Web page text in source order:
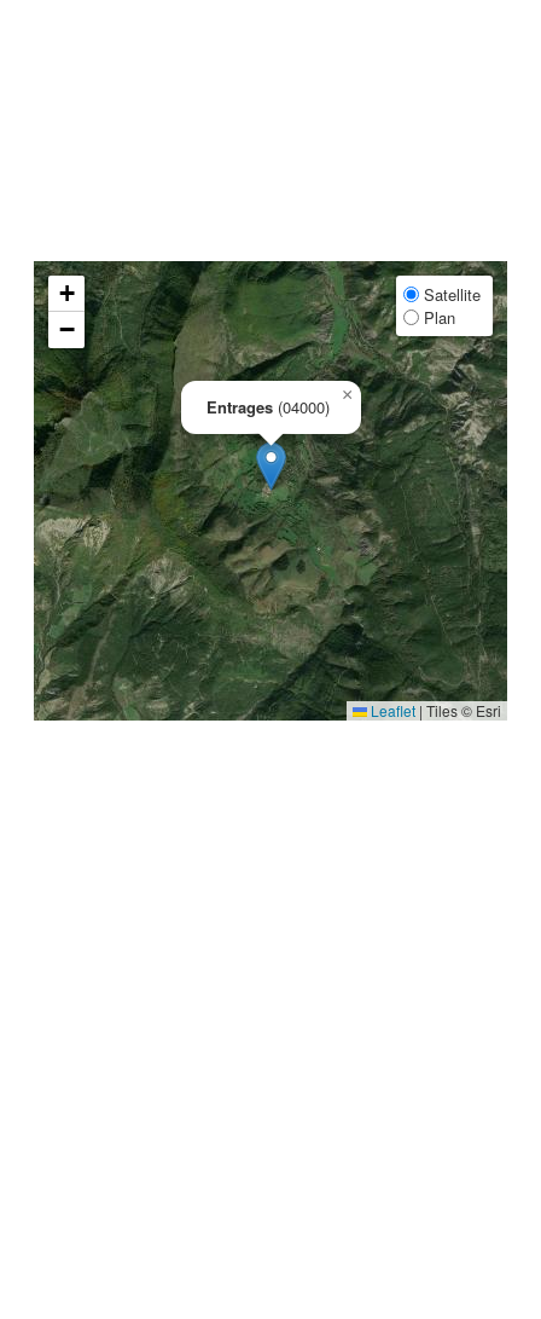
Entrages (04000)
×
+
−
Satellite
Plan
Leaflet | Tiles © Esri